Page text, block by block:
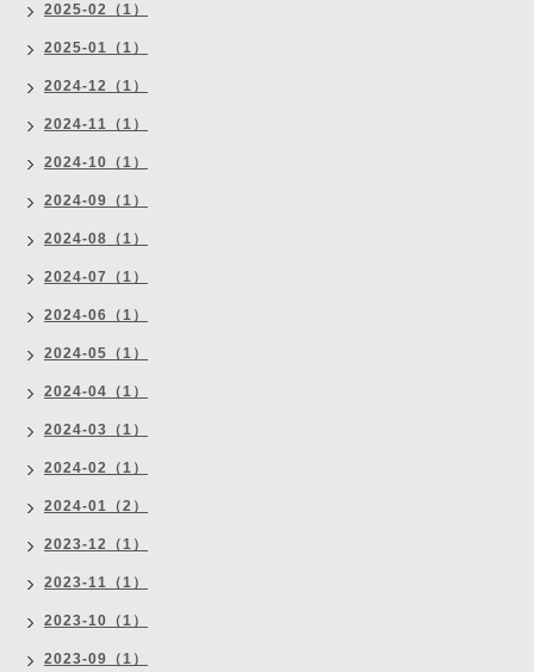
2025-02（1）
2025-01（1）
2024-12（1）
2024-11（1）
2024-10（1）
2024-09（1）
2024-08（1）
2024-07（1）
2024-06（1）
2024-05（1）
2024-04（1）
2024-03（1）
2024-02（1）
2024-01（2）
2023-12（1）
2023-11（1）
2023-10（1）
2023-09（1）